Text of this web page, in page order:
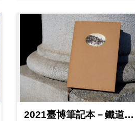
2021臺博筆記本－鐵道部